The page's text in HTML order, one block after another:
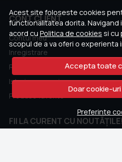
Acest site foloseste cookies
functionalitatea dorita.
acord cu Politica de cookies si cu
scopul de a va oferi o experienta
Accepta toate
Doar cookie-
Preferinte
CONT CLIENT
Contul meu
Inregistrare
Recuperare parola
Istoric comenzi
Produse favorite
FII LA CURENT CU NOUTĂȚILE!